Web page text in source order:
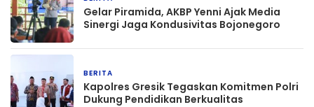
Gelar Piramida, AKBP Yenni Ajak Media
Sinergi Jaga Kondusivitas Bojonegoro
BERITA
Kapolres Gresik Tegaskan Komitmen Polri
Dukung Pendidikan Berkualitas